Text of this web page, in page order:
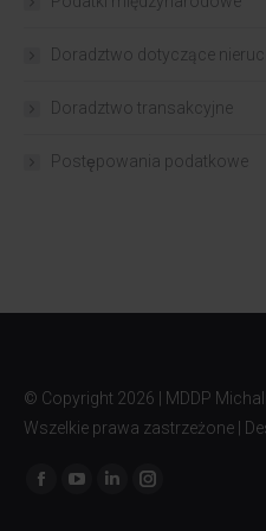
Doradztwo dotyczące
Doradztwo transakcyjne
Postępowania podatkowe
© Copyright 2026 | MDDP
Wszelkie prawa zastrzeżone |
Znajdź nas na: